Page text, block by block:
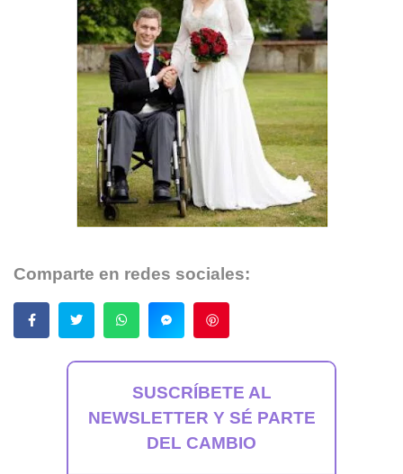
Comparte en redes sociales:
SUSCRÍBETE AL
NEWSLETTER Y SÉ PARTE
DEL CAMBIO